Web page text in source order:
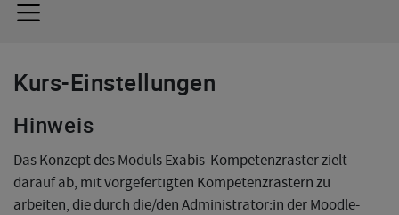
Kurs-Einstellungen
Hinweis
Das Konzept des Moduls Exabis Kompetenzraster zielt
darauf ab, mit vorgefertigten Kompetenzrastern zu
arbeiten, die durch die/den Administrator:in der Moodle-